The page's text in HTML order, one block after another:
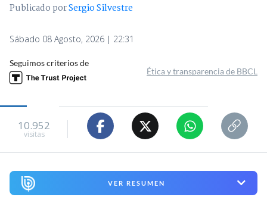
Publicado porSergio Silvestre
Sábado 08 Agosto, 2026 | 22:31
Seguimos criterios de
Ética y transparencia de BBCL
10.952
visitas
VER RESUMEN